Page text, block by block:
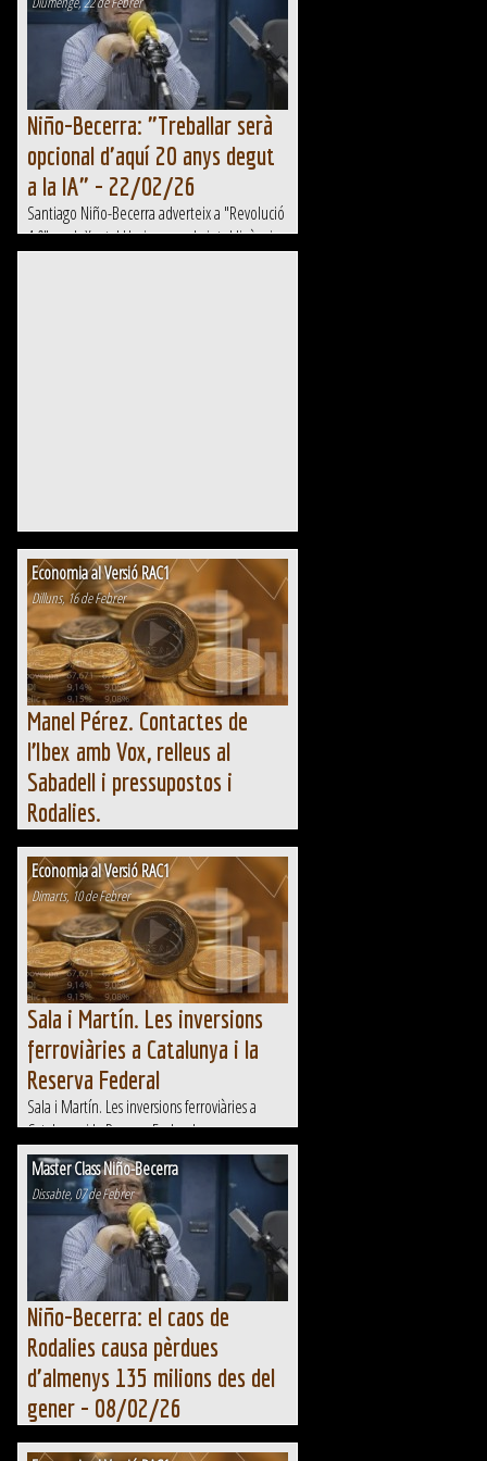
Niño-Becerra: "Treballar serà
opcional d'aquí 20 anys degut
a la IA" - 22/02/26
Santiago Niño-Becerra adverteix a "Revolució
4.0", amb Xantal Llavina, que la intel·ligència
Economia al Versió RAC1
Dilluns, 16 de Febrer
Manel Pérez. Contactes de
l’Ibex amb Vox, relleus al
Sabadell i pressupostos i
Rodalies.
relleus al Sabadell i pressupostos i Rodalies.
Economia al Versió RAC1
Dimarts, 10 de Febrer
Sala i Martín. Les inversions
ferroviàries a Catalunya i la
Reserva Federal
Sala i Martín. Les inversions ferroviàries a
Catalunya i la Reserva Federal
Master Class Niño-Becerra
Dissabte, 07 de Febrer
Niño-Becerra: el caos de
Rodalies causa pèrdues
d'almenys 135 milions des del
gener - 08/02/26